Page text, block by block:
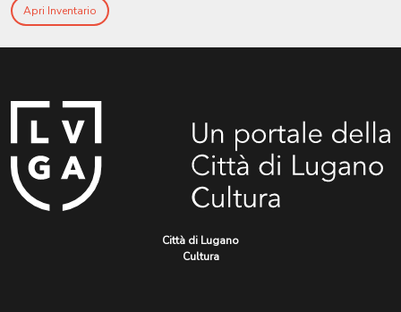
Apri Inventario
Città di Lugano
Cultura